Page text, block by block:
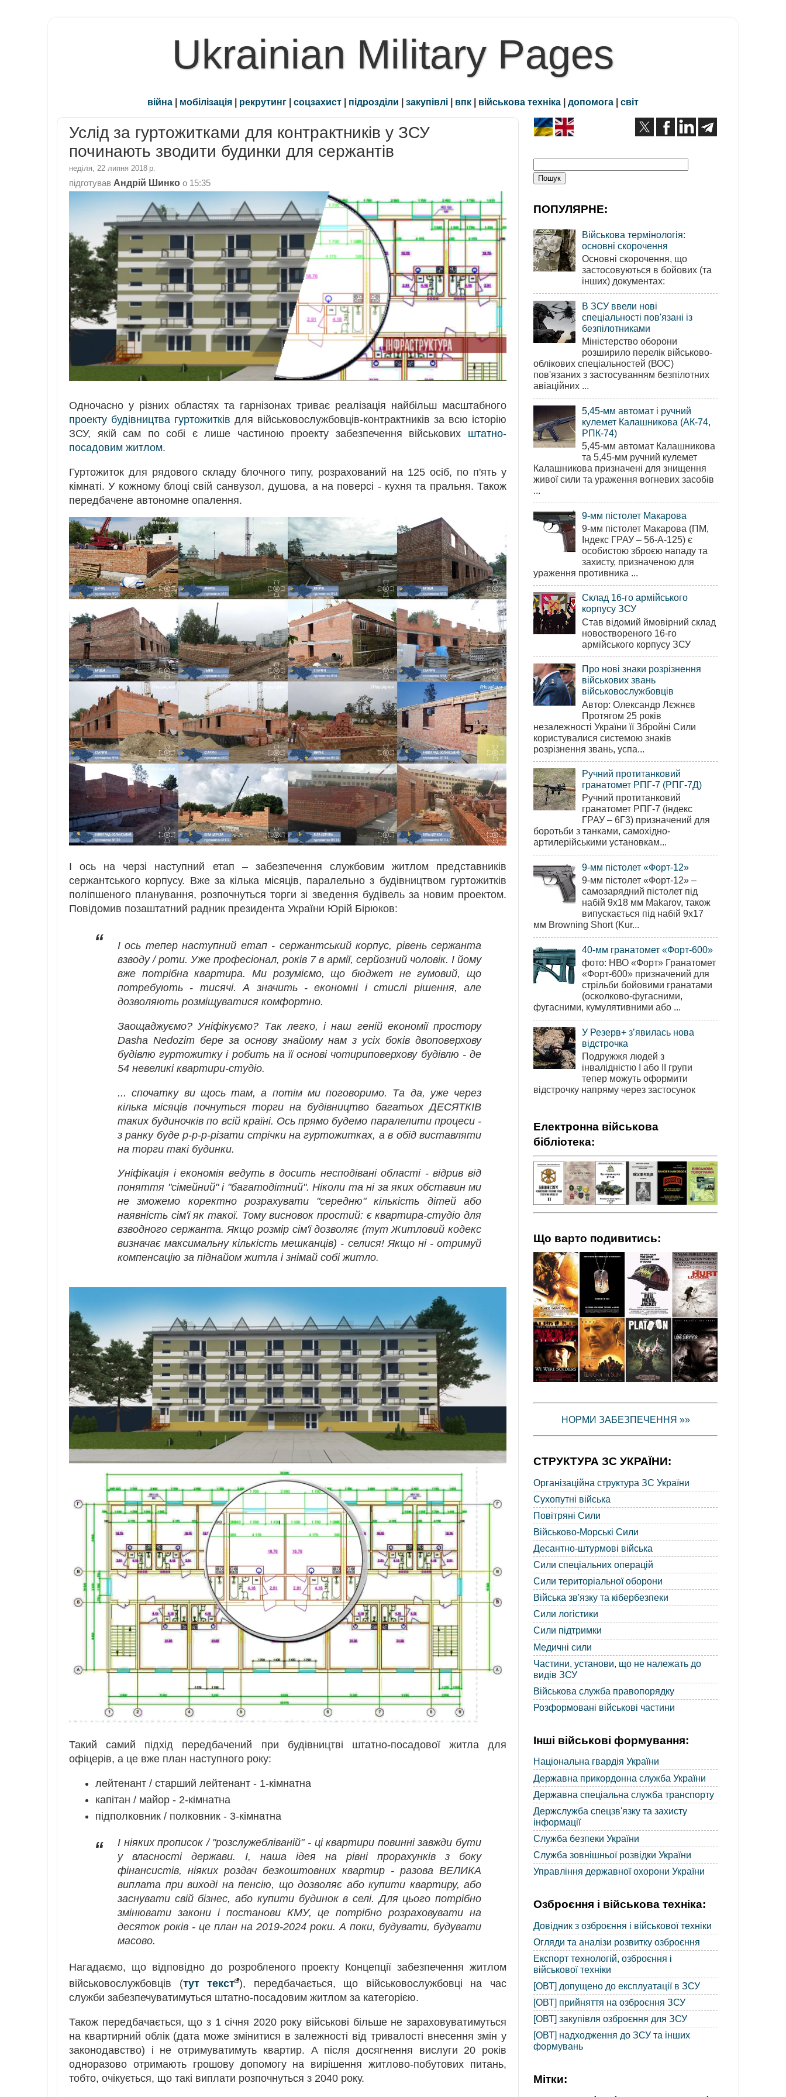
Ukrainian Military Pages
війна | мобілізація | рекрутинг | соцзахист | підрозділи | закупівлі | впк | військова техніка | допомога | світ
Услід за гуртожитками для контрактників у ЗСУ
починають зводити будинки для сержантів
неділя, 22 липня 2018 р.
підготував Андрій Шинко о 15:35
Одночасно у різних областях та гарнізонах триває реалізація найбільш масштабного
проекту будівництва гуртожитків для військовослужбовців-контрактників за всю історію
ЗСУ, якій сам по собі є лише частиною проекту забезпечення військових штатно-
посадовим житлом.
Гуртожиток для рядового складу блочного типу, розрахований на 125 осіб, по п'ять у
кімнаті. У кожному блоці свій санвузол, душова, а на поверсі - кухня та пральня. Також
передбачене автономне опалення.
І ось на черзі наступний етап – забезпечення службовим житлом представників
сержантського корпусу. Вже за кілька місяців, паралельно з будівництвом гуртожитків
поліпшеного планування, розпочнуться торги зі зведення будівель за новим проектом.
Повідомив позаштатний радник президента України Юрій Бірюков:
“
І ось тепер наступний етап - сержантський корпус, рівень сержанта
взводу / роти. Уже професіонал, років 7 в армії, серйозний чоловік. І йому
вже потрібна квартира. Ми розуміємо, що бюджет не гумовий, що
потребують - тисячі. А значить - економні і стислі рішення, але
дозволяють розміщуватися комфортно.
Заощаджуємо? Уніфікуємо? Так легко, і наш геній економії простору
Dasha Nedozim бере за основу знайому нам з усіх боків двоповерхову
будівлю гуртожитку і робить на її основі чотириповерхову будівлю - де
54 невеликі квартири-студіо.
... спочатку ви щось там, а потім ми поговоримо. Та да, уже через
кілька місяців почнуться торги на будівництво багатьох ДЕСЯТКІВ
таких будиночків по всій країні. Ось прямо будемо паралелити процеси -
з ранку буде р-р-р-різати стрічки на гуртожитках, а в обід виставляти
на торги такі будинки.
Уніфікація і економія ведуть в досить несподівані області - відрив від
поняття "сімейний" і "багатодітний". Ніколи та ні за яких обставин ми
не зможемо коректно розрахувати "середню" кількість дітей або
наявність сім'ї як такої. Тому висновок простий: є квартира-студіо для
взводного сержанта. Якщо розмір сім'ї дозволяє (тут Житловий кодекс
визначає максимальну кількість мешканців) - селися! Якщо ні - отримуй
компенсацію за піднайом житла і знімай собі житло.
Такий самий підхід передбачений при будівництві штатно-посадової житла для
офіцерів, а це вже план наступного року:
лейтенант / старший лейтенант - 1-кімнатна
капітан / майор - 2-кімнатна
підполковник / полковник - 3-кімнатна
“
І ніяких прописок / "розслужебліваній" - ці квартири повинні завжди бути
у власності держави. І, наша ідея на рівні прорахунків з боку
фінансистів, ніяких роздач безкоштовних квартир - разова ВЕЛИКА
виплата при виході на пенсію, що дозволяє або купити квартиру, або
заснувати свій бізнес, або купити будинок в селі. Для цього потрібно
змінювати закони і постанови КМУ, це потрібно розраховувати на
десяток років - це план на 2019-2024 роки. А поки, будувати, будувати
масово.
Нагадаємо, що відповідно до розробленого проекту Концепції забезпечення житлом
військовослужбовців (тут текст ), передбачається, що військовослужбовці на час
служби забезпечуватимуться штатно-посадовим житлом за категорією.
Також передбачається, що з 1 січня 2020 року військові більше не зараховуватимуться
на квартирний облік (дата може змінитися в залежності від тривалості внесення змін у
законодавство) і не отримуватимуть квартир. А після досягнення вислуги 20 років
одноразово отримають грошову допомогу на вирішення житлово-побутових питань,
тобто, очікується, що такі виплати розпочнуться з 2040 року.
ПОПУЛЯРНЕ:
Військова термінологія:
основні скорочення
Основні скорочення, що
застосовуються в бойових (та
інших) документах:
В ЗСУ ввели нові
спеціальності пов'язані із
безпілотниками
Міністерство оборони
розширило перелік військово-
облікових спеціальностей (ВОС)
пов'язаних з застосуванням безпілотних
авіаційних ...
5,45-мм автомат і ручний
кулемет Калашникова (АК-74,
РПК-74)
5,45-мм автомат Калашникова
та 5,45-мм ручний кулемет
Калашникова призначені для знищення
живої сили та ураження вогневих засобів
...
9-мм пістолет Макарова
9-мм пістолет Макарова (ПМ,
Індекс ГРАУ – 56-А-125) є
особистою зброєю нападу та
захисту, призначеною для
ураження противника ...
Склад 16-го армійського
корпусу ЗСУ
Став відомий ймовірний склад
новоствореного 16-го
армійського корпусу ЗСУ
Про нові знаки розрізнення
військових звань
військовослужбовців
Автор: Олександр Лєжнєв
Протягом 25 років
незалежності України її Збройні Сили
користувалися системою знаків
розрізнення звань, успа...
Ручний протитанковий
гранатомет РПГ-7 (РПГ-7Д)
Ручний протитанковий
гранатомет РПГ-7 (індекс
ГРАУ – 6Г3) призначений для
боротьби з танками, самохідно-
артилерійськими установкам...
9-мм пістолет «Форт-12»
9-мм пістолет «Форт-12» –
самозарядний пістолет під
набій 9х18 мм Makarov, також
випускається під набій 9х17
мм Browning Short (Kur...
40-мм гранатомет «Форт-600»
фото: НВО «Форт» Гранатомет
«Форт-600» призначений для
стрільби бойовими гранатами
(осколково-фугасними,
фугасними, кумулятивними або ...
У Резерв+ з’явилась нова
відстрочка
Подружжя людей з
інвалідністю І або ІІ групи
тепер можуть оформити
відстрочку напряму через застосунок
Електронна військова
бібліотека:
Що варто подивитись:
НОРМИ ЗАБЕЗПЕЧЕННЯ »»
СТРУКТУРА ЗС УКРАЇНИ:
Організаційна структура ЗС України
Сухопутні війська
Повітряні Сили
Військово-Морські Сили
Десантно-штурмові війська
Сили спеціальних операцій
Сили територіальної оборони
Війська зв'язку та кібербезпеки
Сили логістики
Сили підтримки
Медичні сили
Частини, установи, що не належать до
видів ЗСУ
Військова служба правопорядку
Розформовані військові частини
Інші військові формування:
Національна гвардія України
Державна прикордонна служба України
Державна спеціальна служба транспорту
Держслужба спецзв'язку та захисту
інформації
Служба безпеки України
Служба зовнішньої розвідки України
Управління державної охорони України
Озброєння і військова техніка:
Довідник з озброєння і військової техніки
Огляди та аналізи розвитку озброєння
Експорт технологій, озброєння і
військової техніки
[ОВТ] допущено до експлуатації в ЗСУ
[ОВТ] прийняття на озброєння ЗСУ
[ОВТ] закупівля озброєння для ЗСУ
[ОВТ] надходження до ЗСУ та інших
формувань
Мітки: